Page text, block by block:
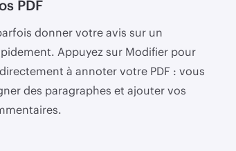
PDF
donner votre avis sur un
Appuyez sur Modifier pour
à annoter votre PDF : vous
des paragraphes et ajouter vos